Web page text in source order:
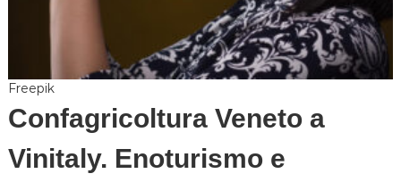
Freepik
Confagricoltura Veneto a
Vinitaly. Enoturismo e